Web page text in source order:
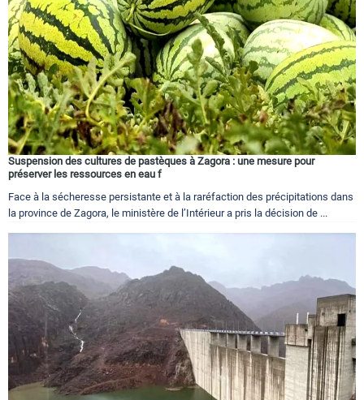
Suspension des cultures de pastèques à Zagora : une mesure pour
préserver les ressources en eau f
Face à la sécheresse persistante et à la raréfaction des précipitations dans
la province de Zagora, le ministère de l’Intérieur a pris la décision de ...